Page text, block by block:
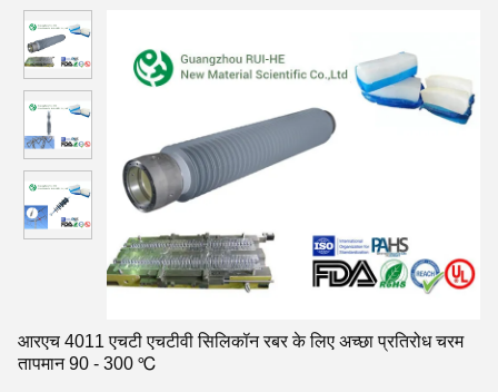
आरएच 4011 एचटी एचटीवी सिलिकॉन रबर के लिए अच्छा प्रतिरोध चरम
तापमान 90 - 300 ℃